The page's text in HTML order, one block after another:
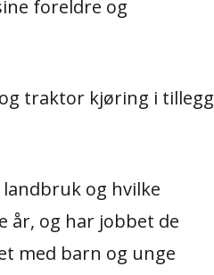
foreldre og
traktor kjøring i tillegg
og hvilke
år, og har jobbet de
med barn og unge